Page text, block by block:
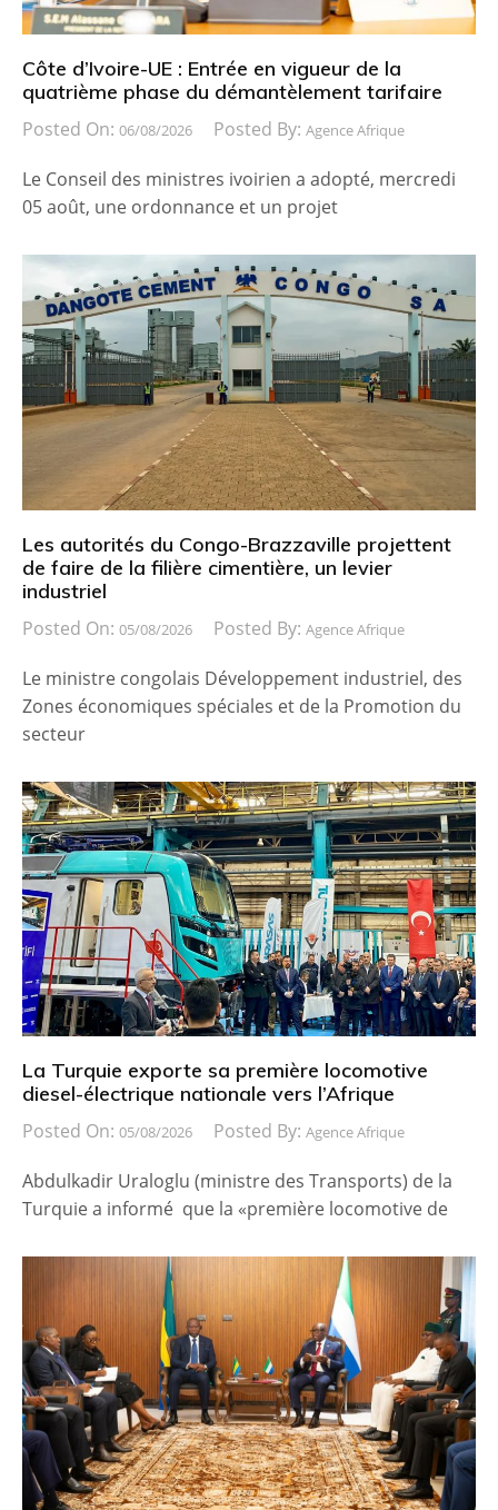
Côte d’Ivoire-UE : Entrée en vigueur de la
quatrième phase du démantèlement tarifaire
Posted On: 06/08/2026 Posted By: Agence Afrique
Le Conseil des ministres ivoirien a adopté, mercredi
05 août, une ordonnance et un projet
Les autorités du Congo-Brazzaville projettent
de faire de la filière cimentière, un levier
industriel
Posted On: 05/08/2026 Posted By: Agence Afrique
Le ministre congolais Développement industriel, des
Zones économiques spéciales et de la Promotion du
secteur
La Turquie exporte sa première locomotive
diesel-électrique nationale vers l’Afrique
Posted On: 05/08/2026 Posted By: Agence Afrique
Abdulkadir Uraloglu (ministre des Transports) de la
Turquie a informé que la «première locomotive de